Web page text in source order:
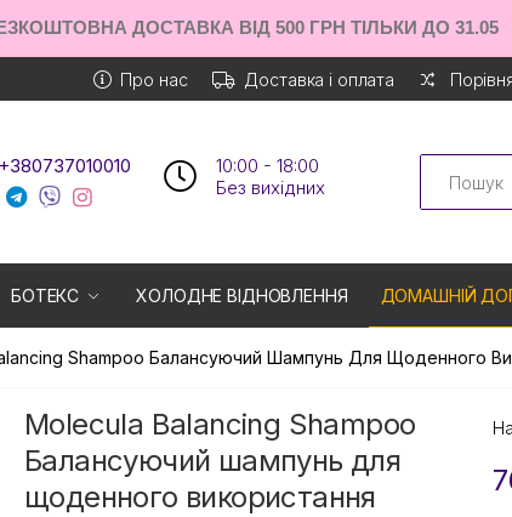
ДОСТАВКА ВІД 500 ГРН ТІЛЬКИ ДО 31.05
Про нас Доставка і оплата
+380737010010
10:00 - 18:00
Без вихiдних
Search
БОТЕКС ХОЛОДНЕ ВІДНОВЛЕННЯ ДОМАШНІЙ
Shampoo Балансуючий Шампунь Для Щоденного
Molecula Balancing Shampoo
Балансуючий шампунь для
щоденного використання